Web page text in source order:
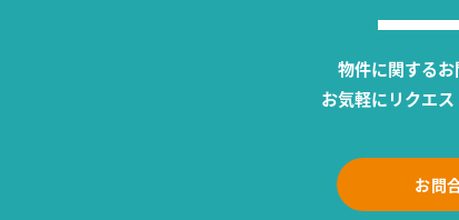
物件に関するお
お気軽にリクエス
お問